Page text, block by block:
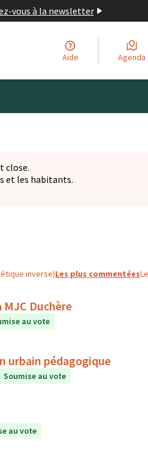
vous à la newsletter
Aide Agenda
close.
et les habitants.
inverse)Les plus commentées
Duchère
au vote
urbain pédagogique
Soumise au vote
au vote